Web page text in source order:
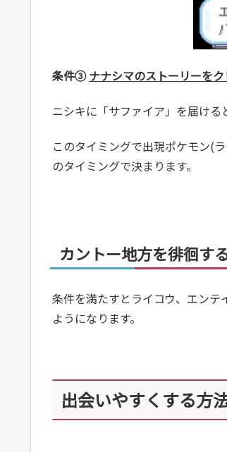
条件③ナナシマのストーリーを
ニシキに「サファイア」を届ける
このタイミングで出現ポケモン(
のタイミングで決まります。
カントー地方を徘徊す
条件を満たすとライコウ、エン
ようになります。
出会いやすくする方